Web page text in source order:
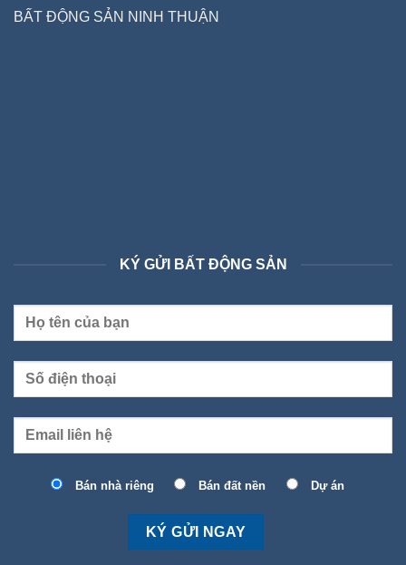
BẤT ĐỘNG SẢN NINH THUẬN
KÝ GỬI BẤT ĐỘNG SẢN
Bán nhà riêng Bán đất nền Dự án